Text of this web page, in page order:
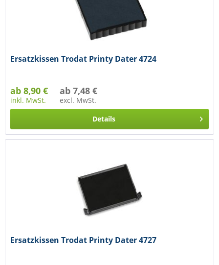
Ersatzkissen Trodat Printy Dater 4724
ab 8,90 €
inkl. MwSt.
ab 7,48 €
excl. MwSt.
Details
Ersatzkissen Trodat Printy Dater 4727